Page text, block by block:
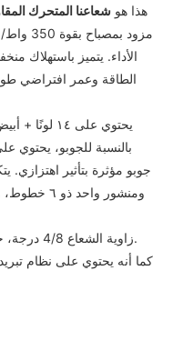
هذا هو شعاعنا المتحرك
الأداء. يتميز باستهلاك
الطاقة وعمر افتراضي
يحتوي على
ومنشور
زاوية الشعاع 4/8 درجة، حركة المقلاة 540 درجة، الإمالة 270 درجة.
كما أنه يحتوي على نظام